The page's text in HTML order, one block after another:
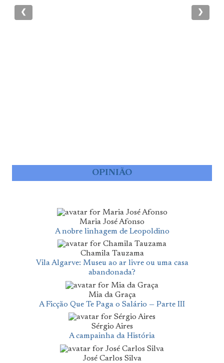
❮ ❯
OPINIÃO
Maria José Afonso
A nobre linhagem de Leopoldino
Chamila Tauzama
Vila Algarve: Museu ao ar livre ou uma casa
abandonada?
Mia da Graça
A Ficção Que Te Paga o Salário — Parte III
Sérgio Aires
A campainha da História
José Carlos Silva